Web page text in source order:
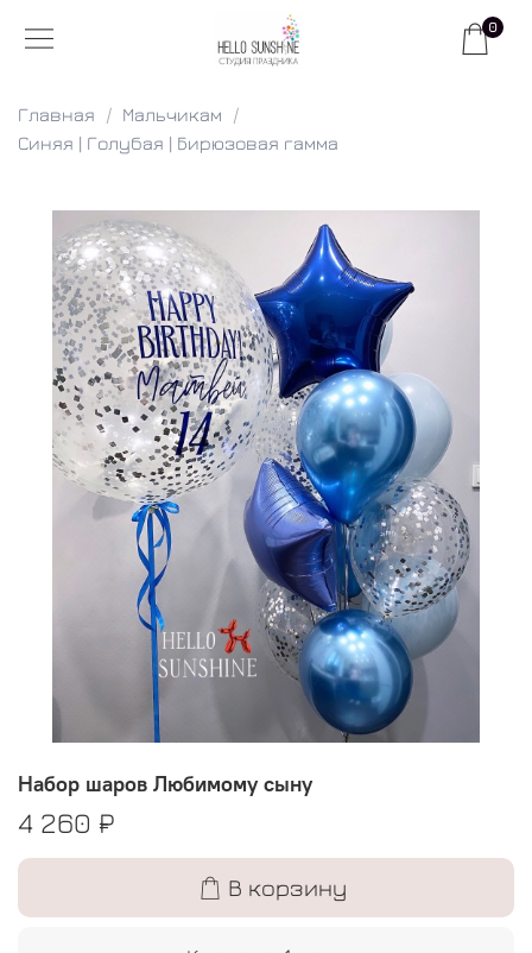
0
Главная
Мальчикам
Синяя | Голубая | Бирюзовая гамма
Набор шаров Любимому сыну
4 260 ₽
В корзину